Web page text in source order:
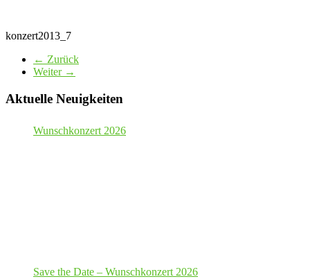
konzert2013_7
← Zurück
Weiter →
Aktuelle Neuigkeiten
Wunschkonzert 2026
Save the Date – Wunschkonzert 2026